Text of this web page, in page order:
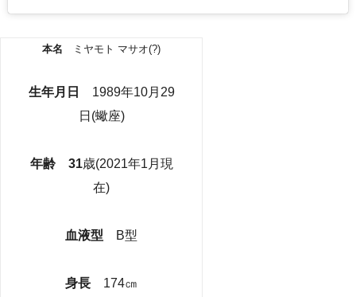
本名 ミヤモト マサオ(?)
生年月日 1989年10月29
日(蠍座)
年齢 31歳(2021年1月現
在)
血液型 B型
身長 174㎝